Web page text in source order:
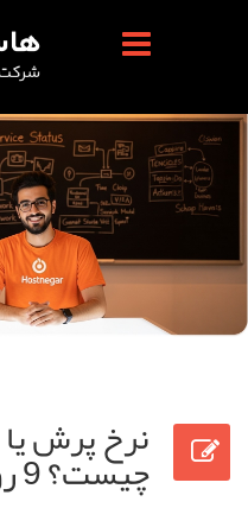
چیست؟ 9 روش کاهش نرخ پرش